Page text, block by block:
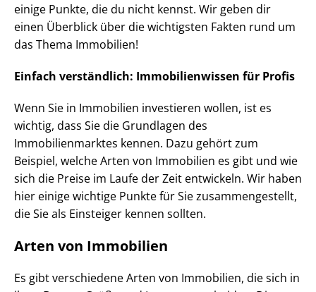
einige Punkte, die du nicht kennst. Wir geben dir
einen Überblick über die wichtigsten Fakten rund um
das Thema Immobilien!
Einfach verständlich: Immobilienwissen für Profis
Wenn Sie in Immobilien investieren wollen, ist es
wichtig, dass Sie die Grundlagen des
Immobilienmarktes kennen. Dazu gehört zum
Beispiel, welche Arten von Immobilien es gibt und wie
sich die Preise im Laufe der Zeit entwickeln. Wir haben
hier einige wichtige Punkte für Sie zusammengestellt,
die Sie als Einsteiger kennen sollten.
Arten von Immobilien
Es gibt verschiedene Arten von Immobilien, die sich in